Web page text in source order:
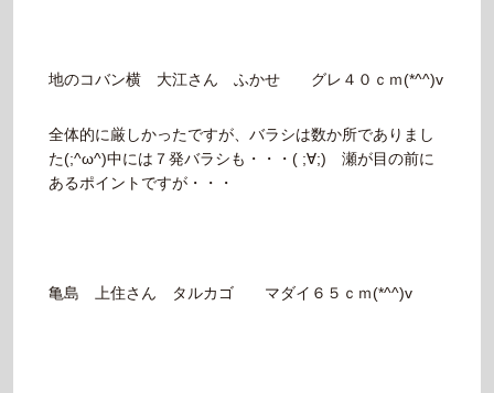
地のコバン横 大江さん ふかせ グレ４０ｃｍ(*^^)v
全体的に厳しかったですが、バラシは数か所でありまし
た(;^ω^)中には７発バラシも・・・( ;∀;) 瀬が目の前に
あるポイントですが・・・
亀島 上住さん タルカゴ マダイ６５ｃｍ(*^^)v